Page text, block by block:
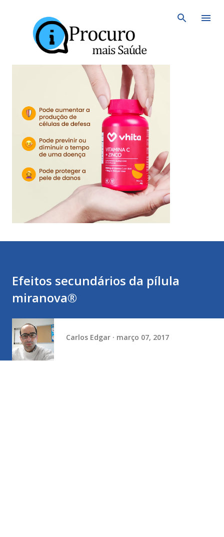
Efeitos secundários da pílula
miranova®
Carlos Edgar março 07, 2017